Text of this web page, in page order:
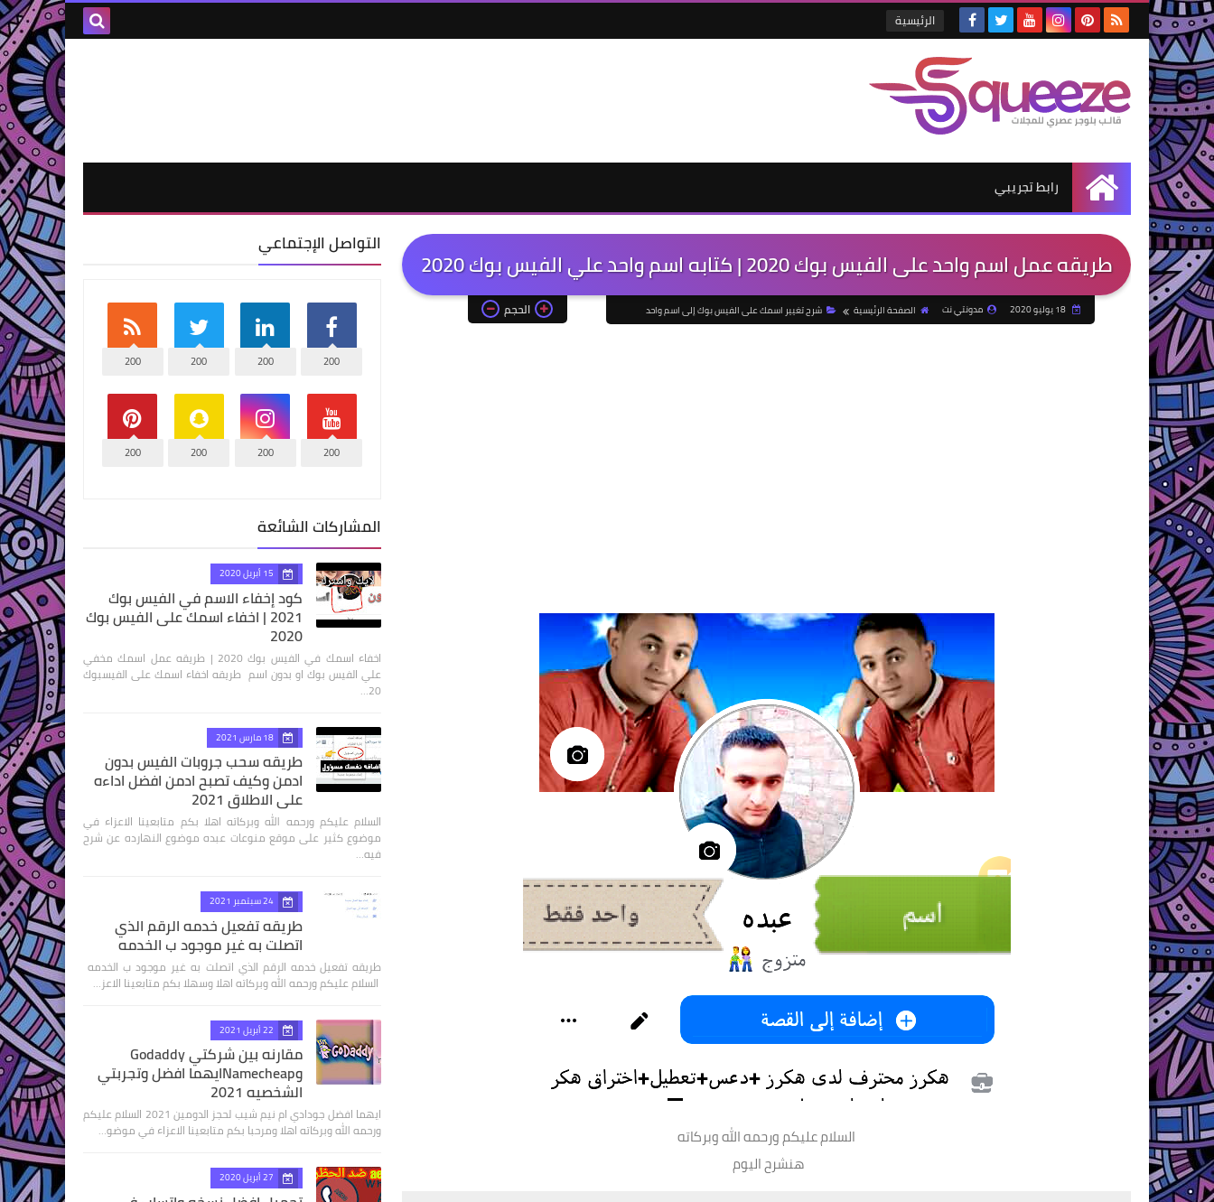
الرئيسية
الرئيسية
رابط تجريبي
طريقه عمل اسم واحد على الفيس بوك 2020 | كتابه اسم واحد علي الفيس بوك 2020
18 يوليو 2020 مدونتي نت الصفحة الرئيسية شرح تغيير اسمك على الفيس بوك إلى اسم واحد الحجم
السلام عليكم ورحمه الله وبركاته
هنشرح اليوم
التواصل الإجتماعي
200
200
200
200
200
200
200
200
المشاركات الشائعة
15 أبريل 2020
كود إخفاء الاسم في الفيس بوك
2021 | اخفاء اسمك على الفيس بوك
2020
اخفاء اسمك في الفيس بوك 2020 | طريقه عمل اسمك مخفي
علي الفيس بوك او بدون اسم طريقه اخفاء اسمك على الفيسبوك
20…
18 مارس 2021
طريقه سحب جروبات الفيس بدون
ادمن وكيف تصبح ادمن افضل اداءه
علي الاطلاق 2021
السلام عليكم ورحمه الله وبركاته اهلا بكم متابعينا الاعزاء في
موضوع كثير على موقع منوعات عبده موضوع النهارده عن شرح
فيه…
24 سبتمبر 2021
طريقه تفعيل خدمه الرقم الذي
اتصلت به غير موجود ب الخدمه
طريقه تفعيل خدمه الرقم الذي اتصلت به غير موجود ب الخدمه
السلام عليكم ورحمه الله وبركاته اهلا وسهلا بكم متابعينا الاعز…
22 أبريل 2021
مقارنه بين شركتي Godaddy
وNamecheapايهما افضل وتجربتي
الشخصيه 2021
ايهما افضل جودادي ام نيم شيب لحجز الدومين 2021 السلام عليكم
ورحمه الله وبركاته اهلا ومرحبا بكم متابعينا الاعزاء في موضو…
27 أبريل 2020